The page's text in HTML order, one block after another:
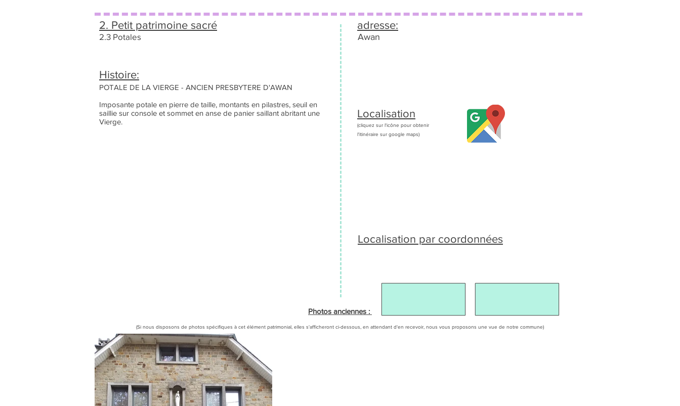
2. Petit patrimoine sacré
2.3 Potales
adresse:
Awan
Histoire:
POTALE DE LA VIERGE - ANCIEN PRESBYTERE D'AWAN
Imposante potale en pierre de taille, montants en pilastres, seuil en
saillie sur console et sommet en anse de panier saillant abritant une
Vierge.
Localisation
(cliquez sur l'icône pour obtenir
l'itinéraire sur google maps)
Localisation par coordonnées
Photos anciennes :
(Si nous disposons de photos spécifiques à cet élément patrimonial, elles s'afficheront ci-dessous, en attendant d'en recevoir, nous vous proposons une vue de notre commune)